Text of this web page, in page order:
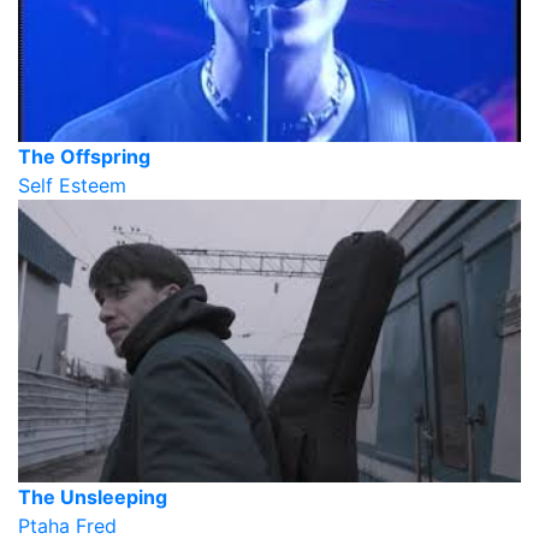
The Offspring
Self Esteem
The Unsleeping
Ptaha Fred